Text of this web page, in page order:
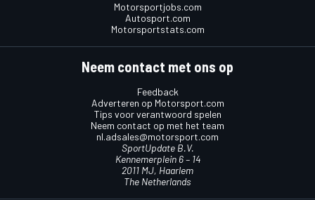
Motorsportjobs.com
Autosport.com
Motorsportstats.com
Neem contact met ons op
Feedback
Adverteren op Motorsport.com
Tips voor verantwoord spelen
Neem contact op met het team
nl.adsales@motorsport.com
SportUpdate B.V.
Kennemerplein 6 – 14
2011 MJ, Haarlem
The Netherlands